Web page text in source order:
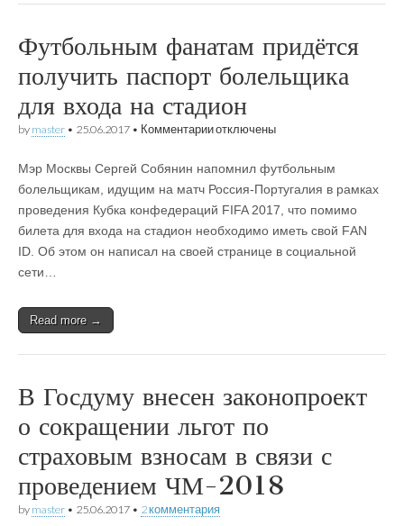
Футбольным фанатам придётся
получить паспорт болельщика
для входа на стадион
by master • 25.06.2017 • Комментариик
фанатам
придётся
паспорт
болельщика
входа
отключены
Мэр Москвы Сергей Собянин напомнил футбольным
болельщикам, идущим на матч Россия-Португалия в рамках
проведения Кубка конфедераций FIFA 2017, что помимо
билета для входа на стадион необходимо иметь свой FАN
ID. Об этом он написал на своей странице в социальной
сети…
Read more →
В Госдуму внесен законопроект
о сокращении льгот по
страховым взносам в связи с
проведением ЧМ-2018
by master • 25.06.2017 • 2 комментария